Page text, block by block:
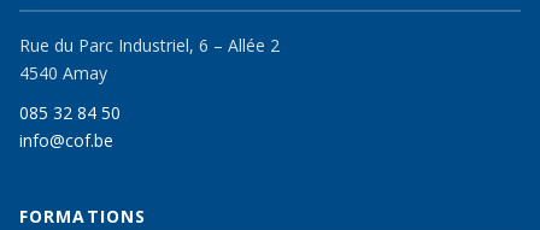
Rue du Parc Industriel, 6 – Allée 2
4540 Amay
085 32 84 50
info@cof.be
FORMATIONS